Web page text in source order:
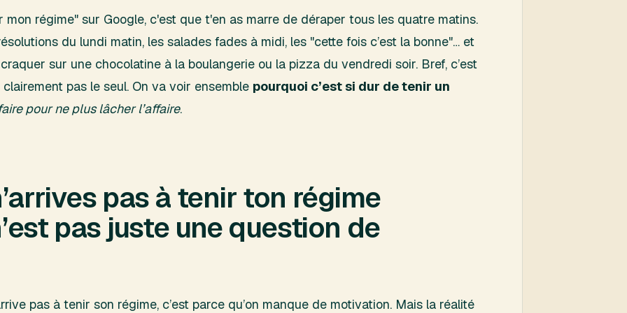
régime" sur Google, c'est que t'en as marre de déraper tous les quatre matins.
du lundi matin, les salades fades à midi, les "cette fois c’est la bonne"… et
sur une chocolatine à la boulangerie ou la pizza du vendredi soir. Bref, c’est
clairement pas le seul. On va voir ensemble pourquoi c’est si dur de tenir un
pour ne plus lâcher l’affaire.
pas à tenir ton régime
pas juste une question de
pas à tenir son régime, c’est parce qu’on manque de motivation. Mais la réalité